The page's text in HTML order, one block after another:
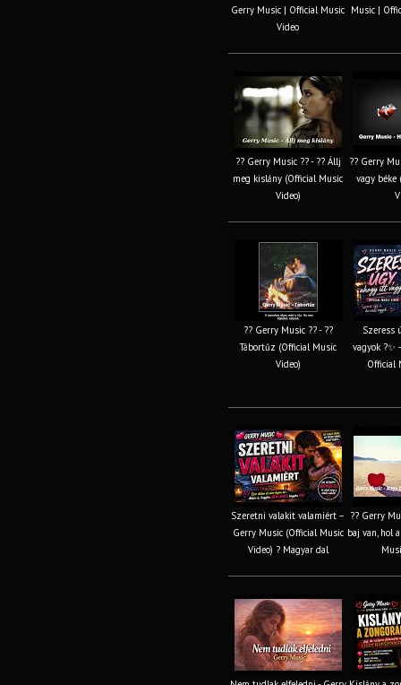
Gerry Music | Official Music
Video
Music |
?? Gerry Music ?? - ?? Állj
meg kislány (Official Music
Video)
?? Gerry
vagy béke
?? Gerry Music ?? - ??
Tábortűz (Official Music
Video)
Szeress
vagyok ?✨
Official
Szeretni valakit valamiért –
Gerry Music (Official Music
Video) ? Magyar dal
?? Gerry
baj van, hol